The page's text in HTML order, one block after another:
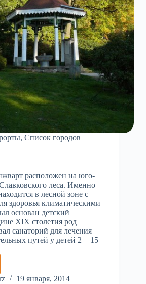
, Список городов
расположен на юго-
леса. Именно
в лесной зоне с
здоровья климатическими
основан детский
XIX столетия род
санаторий для лечения
путей у детей 2 − 15
19 января, 2014